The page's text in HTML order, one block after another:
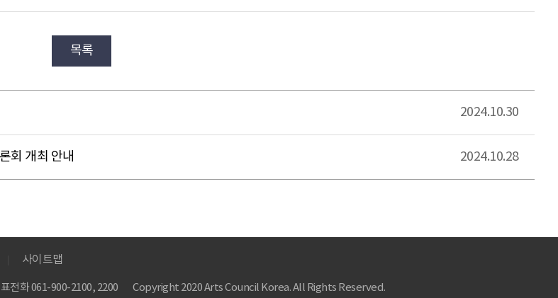
목록
2024.10.30
회 개최 안내 2024.10.28
사이트맵
전화 061-900-2100, 2200 Copyright 2020 Arts Council Korea. All Rights Reserved.